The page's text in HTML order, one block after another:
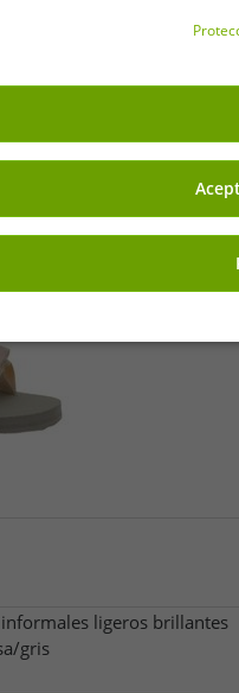
polar para hombre, pantalón
azul
ligeros brillantes
gris